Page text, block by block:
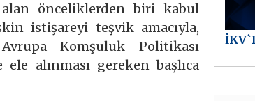
önceliklerden biri kabul
istişareyi teşvik amacıyla,
Komşuluk Politikası
alınması gereken başlıca